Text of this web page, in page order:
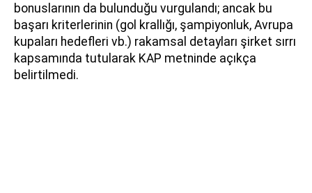
bonuslarının da bulunduğu vurgulandı; ancak bu
başarı kriterlerinin (gol krallığı, şampiyonluk, Avrupa
kupaları hedefleri vb.) rakamsal detayları şirket sırrı
kapsamında tutularak KAP metninde açıkça
belirtilmedi.